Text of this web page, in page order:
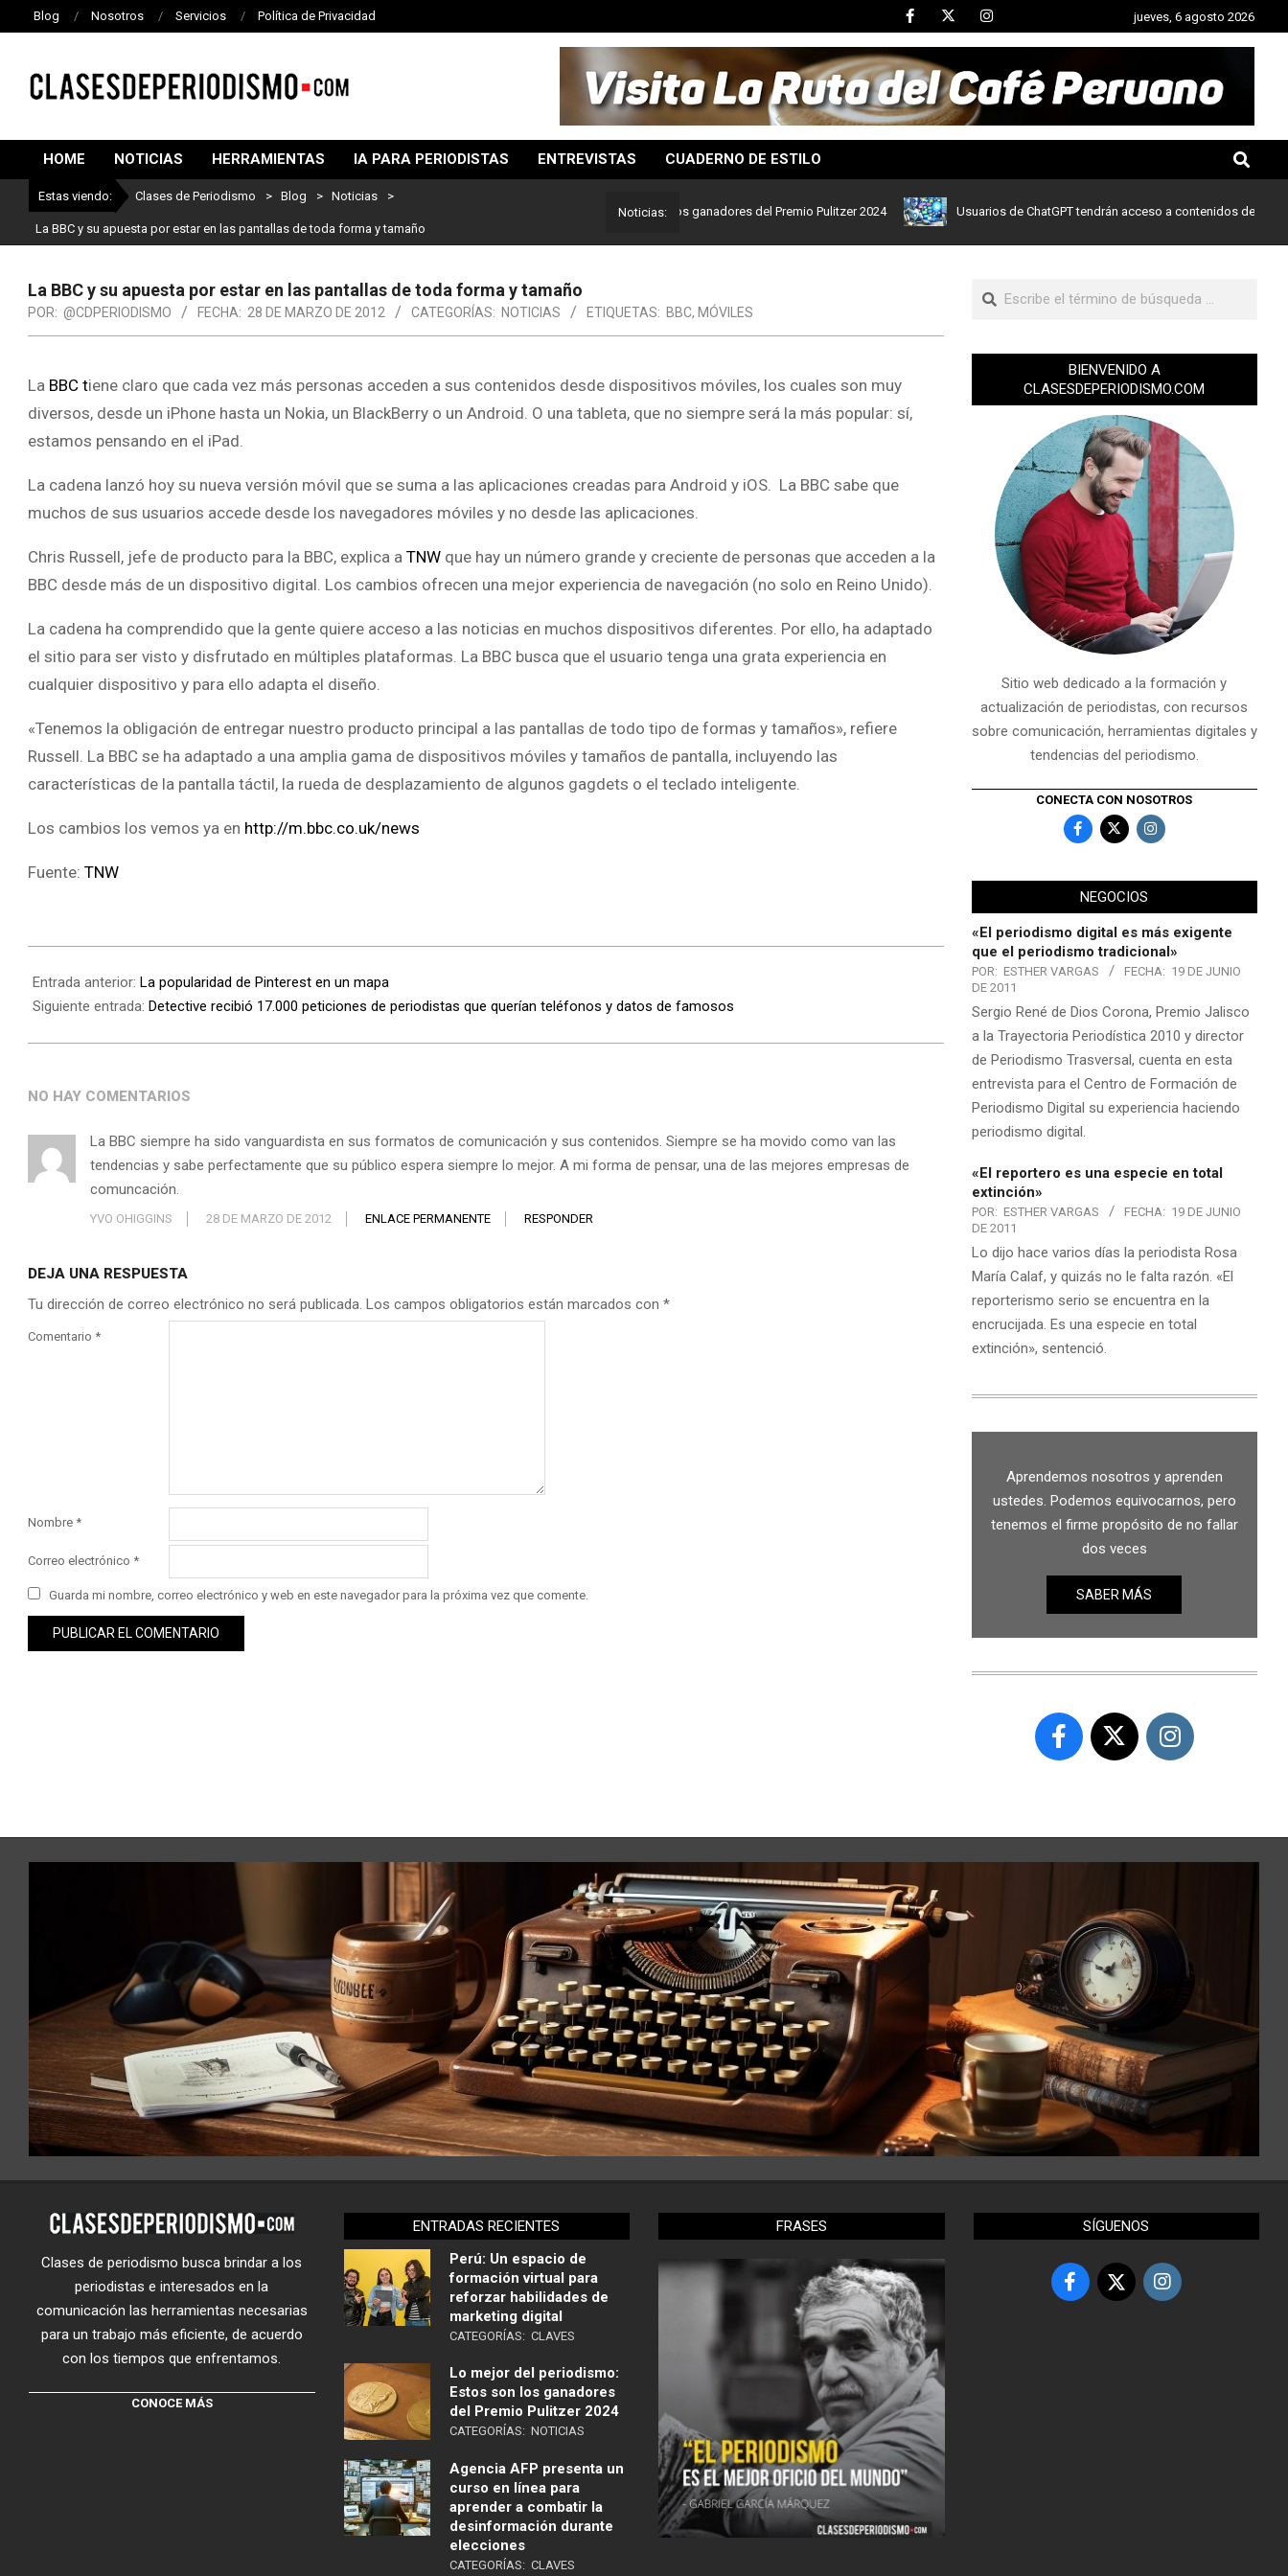
Blog Nosotros Servicios Política de Privacidad jueves, 6 agosto 2026
DE
PERIODISMO
HOME NOTICIAS HERRAMIENTAS IA PARA PERIODISTAS ENTREVISTAS CUADERNO DE ESTILO
Estas viendo: Clases de Periodismo > Blog > Noticias >
La BBC y su apuesta por estar en las pantallas de toda forma y tamaño
Noticias:
Lo mejor del periodismo: Estos son los ganadores del Premio Pulitzer 2024 Usuarios de ChatGPT tendrán acceso a contenidos de noticias de
La BBC y su apuesta por estar en las pantallas de toda forma y tamaño
POR: @CDPERIODISMO FECHA: 28 DE MARZO DE 2012 CATEGORÍAS: NOTICIAS ETIQUETAS: BBC, MÓVILES
La BBC tiene claro que cada vez más personas acceden a sus contenidos desde dispositivos móviles, los cuales son muy
diversos, desde un iPhone hasta un Nokia, un BlackBerry o un Android. O una tableta, que no siempre será la más popular: sí,
estamos pensando en el iPad.
La cadena lanzó hoy su nueva versión móvil que se suma a las aplicaciones creadas para Android y iOS. La BBC sabe que
muchos de sus usuarios accede desde los navegadores móviles y no desde las aplicaciones.
Chris Russell, jefe de producto para la BBC, explica a TNW que hay un número grande y creciente de personas que acceden a la
BBC desde más de un dispositivo digital. Los cambios ofrecen una mejor experiencia de navegación (no solo en Reino Unido).
La cadena ha comprendido que la gente quiere acceso a las noticias en muchos dispositivos diferentes. Por ello, ha adaptado
el sitio para ser visto y disfrutado en múltiples plataformas. La BBC busca que el usuario tenga una grata experiencia en
cualquier dispositivo y para ello adapta el diseño.
«Tenemos la obligación de entregar nuestro producto principal a las pantallas de todo tipo de formas y tamaños», refiere
Russell. La BBC se ha adaptado a una amplia gama de dispositivos móviles y tamaños de pantalla, incluyendo las
características de la pantalla táctil, la rueda de desplazamiento de algunos gagdets o el teclado inteligente.
Los cambios los vemos ya en http://m.bbc.co.uk/news
Fuente: TNW
Entrada anterior: La popularidad de Pinterest en un mapa
Siguiente entrada: Detective recibió 17.000 peticiones de periodistas que querían teléfonos y datos de famosos
NO HAY COMENTARIOS
La BBC siempre ha sido vanguardista en sus formatos de comunicación y sus contenidos. Siempre se ha movido como van las
tendencias y sabe perfectamente que su público espera siempre lo mejor. A mi forma de pensar, una de las mejores empresas de
comuncación.
YVO OHIGGINS 28 DE MARZO DE 2012 ENLACE PERMANENTE RESPONDER
DEJA UNA RESPUESTA
Tu dirección de correo electrónico no será publicada. Los campos obligatorios están marcados con *
Comentario *
Nombre *
Correo electrónico *
Guarda mi nombre, correo electrónico y web en este navegador para la próxima vez que comente.
BIENVENIDO A
CLASESDEPERIODISMO.COM
Sitio web dedicado a la formación y
actualización de periodistas, con recursos
sobre comunicación, herramientas digitales y
tendencias del periodismo.
CONECTA CON NOSOTROS
NEGOCIOS
«El periodismo digital es más exigente
que el periodismo tradicional»
POR: ESTHER VARGAS FECHA: 19 DE JUNIO
DE 2011
Sergio René de Dios Corona, Premio Jalisco
a la Trayectoria Periodística 2010 y director
de Periodismo Trasversal, cuenta en esta
entrevista para el Centro de Formación de
Periodismo Digital su experiencia haciendo
periodismo digital.
«El reportero es una especie en total
extinción»
POR: ESTHER VARGAS FECHA: 19 DE JUNIO
DE 2011
Lo dijo hace varios días la periodista Rosa
María Calaf, y quizás no le falta razón. «El
reporterismo serio se encuentra en la
encrucijada. Es una especie en total
extinción», sentenció.
Aprendemos nosotros y aprenden
ustedes. Podemos equivocarnos, pero
tenemos el firme propósito de no fallar
dos veces
SABER MÁS
Clases de periodismo busca brindar a los
periodistas e interesados en la
comunicación las herramientas necesarias
para un trabajo más eficiente, de acuerdo
con los tiempos que enfrentamos.
CONOCE MÁS
ENTRADAS RECIENTES
Perú: Un espacio de
formación virtual para
reforzar habilidades de
marketing digital
CATEGORÍAS: CLAVES
Lo mejor del periodismo:
Estos son los ganadores
del Premio Pulitzer 2024
CATEGORÍAS: NOTICIAS
Agencia AFP presenta un
curso en línea para
aprender a combatir la
desinformación durante
elecciones
CATEGORÍAS: CLAVES
FRASES SÍGUENOS